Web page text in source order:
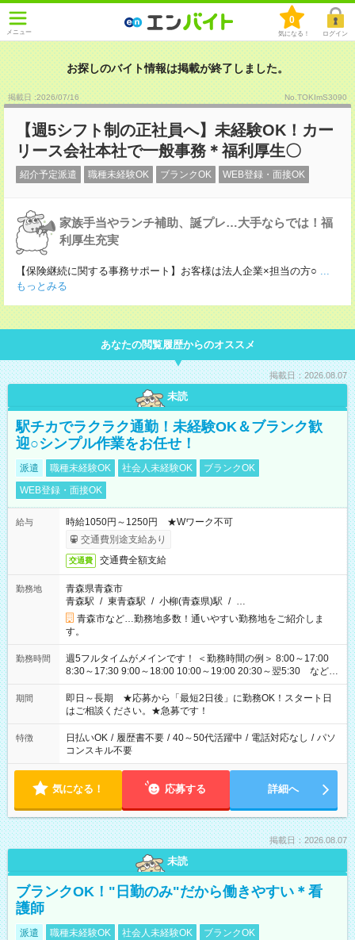
メニュー
0
気になる！ ログイン
お探しのバイト情報は掲載が終了しました。
掲載日 :2026/07/16 No.TOKImS3090
【週5シフト制の正社員へ】未経験OK！カー
リース会社本社で一般事務＊福利厚生〇
紹介予定派遣 職種未経験OK ブランクOK WEB登録・面接OK
家族手当やランチ補助、誕プレ…大手ならでは！福
利厚生充実
【保険継続に関する事務サポート】お客様は法人企業×担当の方○ ...
もっとみる
あなたの閲覧履歴からのオススメ
掲載日：2026.08.07
未読
駅チカでラクラク通勤！未経験OK＆ブランク歓
迎○シンプル作業をお任せ！
派遣 職種未経験OK 社会人未経験OK
ブランクOK
WEB登録・面接OK
給与
時給1050円～1250円 ★Wワーク不可
交通費別途支給あり
交通費 交通費全額支給
勤務地
青森県青森市
青森駅 / 東青森駅 / 小柳(青森県)駅 / …
青森市など…勤務地多数！通いやすい勤務地をご紹介しま
す。
勤務時間
週5フルタイムがメインです！ ＜勤務時間の例＞ 8:00～17:00
8:30～17:30 9:00～18:00 10:00～19:00 20:30～翌5:30 など ★
その他にも勤務時間多数！ 日勤のみ、残業なし、交替制など
ご希望を教えてください！
期間
即日～長期 ★応募から「最短2日後」に勤務OK！スタート日
はご相談ください。★急募です！
特徴 日払いOK / 履歴書不要 / 40～50代活躍中 / 電話対応なし / パソ
コンスキル不要
気になる！ 応募する 詳細へ
掲載日：2026.08.07
未読
ブランクOK！"日勤のみ"だから働きやすい＊看
護師
派遣 職種未経験OK 社会人未経験OK
ブランクOK